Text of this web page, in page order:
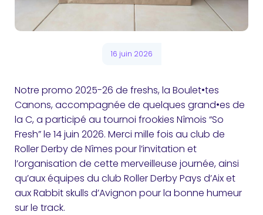
16 juin 2026
Notre promo 2025-26 de freshs, la Boulet•tes
Canons, accompagnée de quelques grand•es de
la C, a participé au tournoi frookies Nîmois “So
Fresh” le 14 juin 2026. Merci mille fois au club de
Roller Derby de Nîmes pour l’invitation et
l’organisation de cette merveilleuse journée, ainsi
qu’aux équipes du club Roller Derby Pays d’Aix et
aux Rabbit skulls d’Avignon pour la bonne humeur
sur le track.